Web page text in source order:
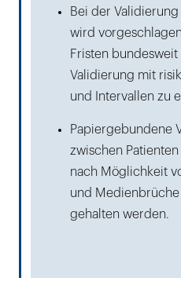
Bei der
wird
Fristen
Validierung mit
und Intervallen zu
Papiergebundene
zwischen
nach Möglichkeit
und
gehalten werden.